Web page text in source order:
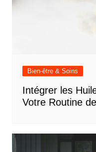
Bien-être & Soins
Intégrer les
Votre Routine